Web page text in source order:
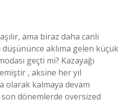
ama biraz daha canlı
aklıma gelen küçük
geçti mi? Kazayağı
, aksine her yıl
olarak kalmaya devam
dönemlerde oversized